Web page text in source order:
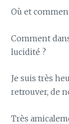
Où et
Comment
lucidité ?
Je suis très
retrouver, de
Très